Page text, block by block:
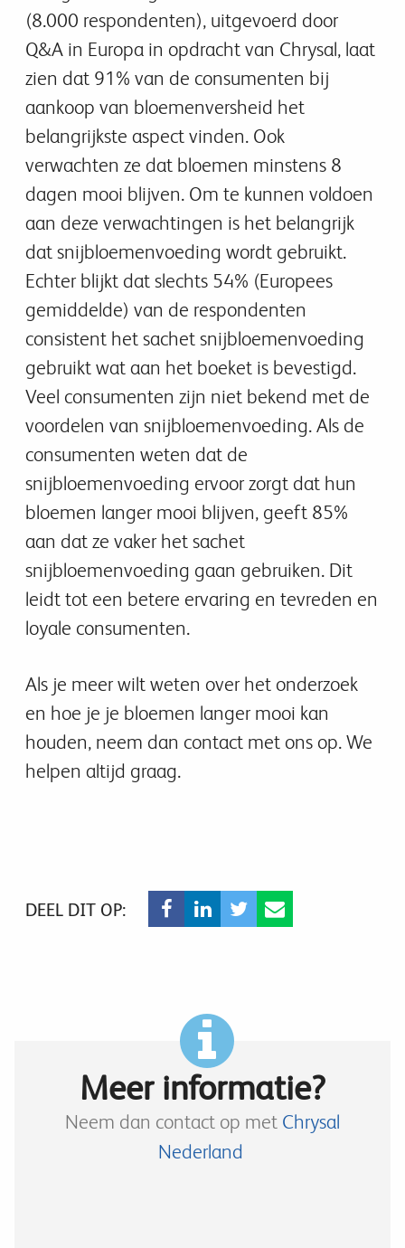
(8.000 respondenten), uitgevoerd door
Q&A in Europa in opdracht van Chrysal, laat
zien dat 91% van de consumenten bij
aankoop van bloemenversheid het
belangrijkste aspect vinden. Ook
verwachten ze dat bloemen minstens 8
dagen mooi blijven. Om te kunnen voldoen
aan deze verwachtingen is het belangrijk
dat snijbloemenvoeding wordt gebruikt.
Echter blijkt dat slechts 54% (Europees
gemiddelde) van de respondenten
consistent het sachet snijbloemenvoeding
gebruikt wat aan het boeket is bevestigd.
Veel consumenten zijn niet bekend met de
voordelen van snijbloemenvoeding. Als de
consumenten weten dat de
snijbloemenvoeding ervoor zorgt dat hun
bloemen langer mooi blijven, geeft 85%
aan dat ze vaker het sachet
snijbloemenvoeding gaan gebruiken. Dit
leidt tot een betere ervaring en tevreden en
loyale consumenten.
Als je meer wilt weten over het onderzoek
en hoe je je bloemen langer mooi kan
houden, neem dan contact met ons op. We
helpen altijd graag.
DEEL DIT OP:
Meer informatie?
Neem dan contact op met Chrysal
Nederland